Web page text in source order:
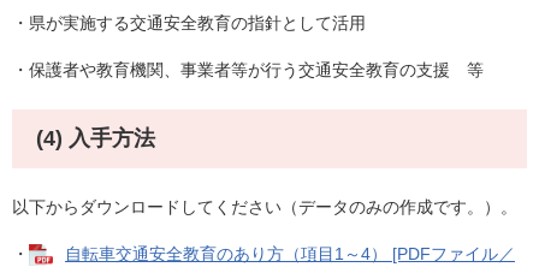
・県が実施する交通安全教育の指針として活用
・保護者や教育機関、事業者等が行う交通安全教育の支援 等
(4) 入手方法
以下からダウンロードしてください（データのみの作成です。）。
・
自転車交通安全教育のあり方（項目1～4） [PDFファイル／